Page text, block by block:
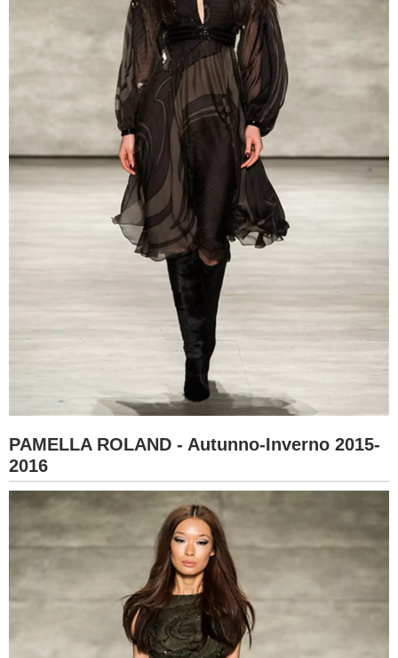
PAMELLA ROLAND - Autunno-Inverno 2015-
2016